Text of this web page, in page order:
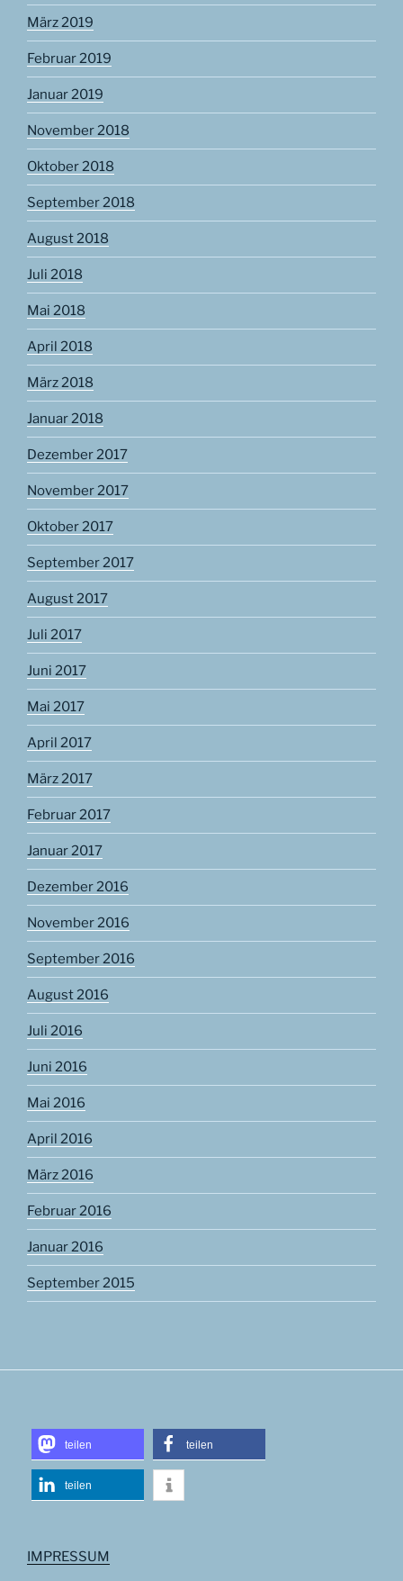
März 2019
Februar 2019
Januar 2019
November 2018
Oktober 2018
September 2018
August 2018
Juli 2018
Mai 2018
April 2018
März 2018
Januar 2018
Dezember 2017
November 2017
Oktober 2017
September 2017
August 2017
Juli 2017
Juni 2017
Mai 2017
April 2017
März 2017
Februar 2017
Januar 2017
Dezember 2016
November 2016
September 2016
August 2016
Juli 2016
Juni 2016
Mai 2016
April 2016
März 2016
Februar 2016
Januar 2016
September 2015
teilen teilen
teilen
IMPRESSUM